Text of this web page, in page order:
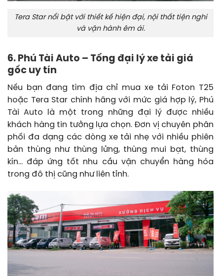
Tera Star nổi bật với thiết kế hiện đại, nội thất tiện nghi
và vận hành êm ái.
6. Phú Tài Auto – Tổng đại lý xe tải giá
gốc uy tín
Nếu bạn đang tìm địa chỉ mua xe tải Foton T25
hoặc Tera Star chính hãng với mức giá hợp lý, Phú
Tài Auto là một trong những đại lý được nhiều
khách hàng tin tưởng lựa chọn. Đơn vị chuyên phân
phối đa dạng các dòng xe tải nhẹ với nhiều phiên
bản thùng như thùng lửng, thùng mui bạt, thùng
kín… đáp ứng tốt nhu cầu vận chuyển hàng hóa
trong đô thị cũng như liên tỉnh.